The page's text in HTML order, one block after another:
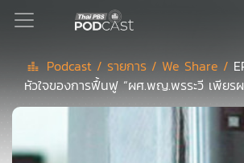
Podcast
เพล
Podcast / รายการ / We Share /
หัวใจของการฟื้นฟู “ผศ.พญ.พรระวี เพียร